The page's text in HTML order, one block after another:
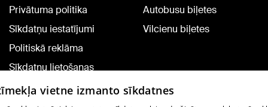
Privātuma politika
Sīkdatņu iestatījumi
Politiskā reklāma
Sīkdatņu lietošanas
noteikumi
Autobusu biļetes
Vilcienu biļetes
vietne izmanto sīkdatnes